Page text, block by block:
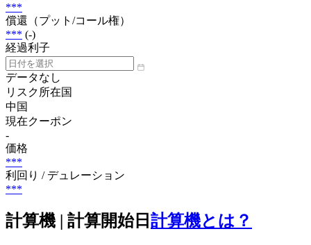
***
償還（プット/コール権）
*** (-)
経過利子
データなし
リスク所在国
中国
現在クーポン
-
価格
***
利回り / デュレーション
***
計算機 | 計算開始日 計算機とは？